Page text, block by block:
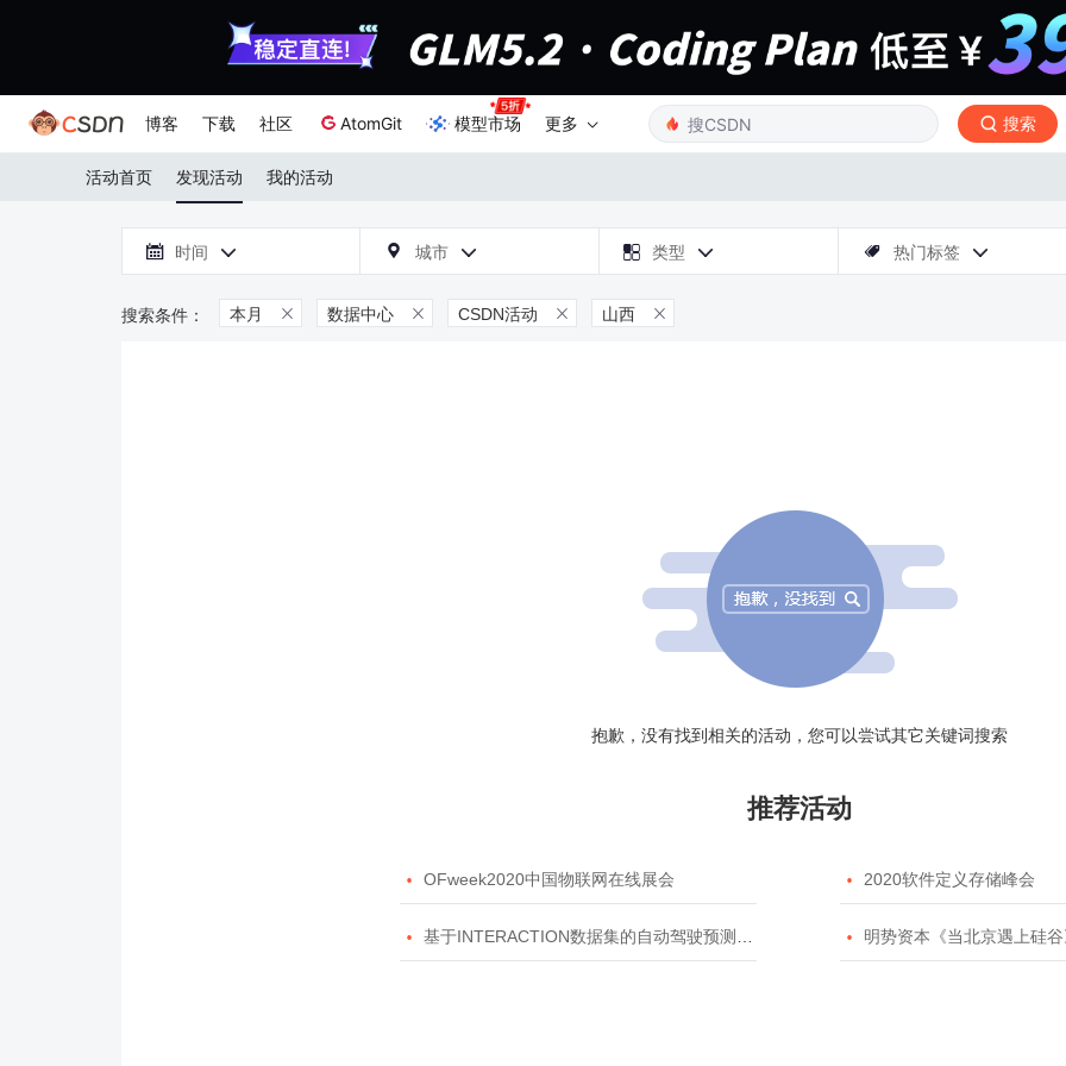
博客 下载 社区 AtomGit 模型市场 更多 搜索
活动首页 发现活动 我的活动
 时间   城市   类型   热门标签 
本月  数据中心  CSDN活动  山西 
抱歉，没有找到相关的活动，您可以尝试其它关键词搜索
推荐活动
 OFweek2020中国物联网在线展会  2020软件定义存储峰会
 基于INTERACTION数据集的自动驾驶预测模型挑战赛  明势资本《当北京遇上硅谷》系列